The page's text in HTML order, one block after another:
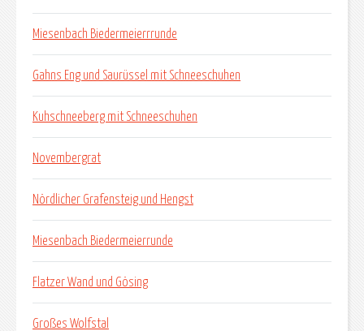
Miesenbach Biedermeierrrunde
Gahns Eng und Saurüssel mit Schneeschuhen
Kuhschneeberg mit Schneeschuhen
Novembergrat
Nördlicher Grafensteig und Hengst
Miesenbach Biedermeierrunde
Flatzer Wand und Gösing
Großes Wolfstal